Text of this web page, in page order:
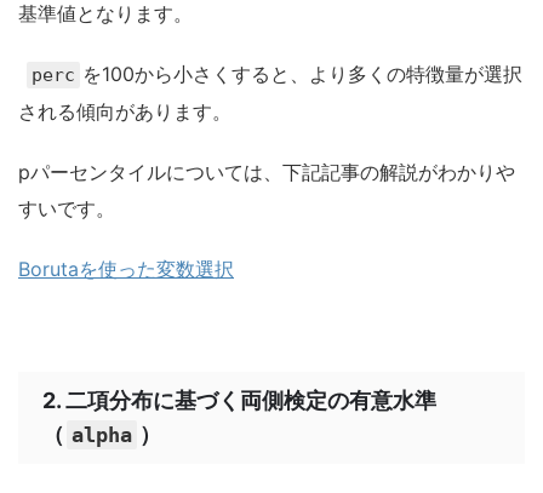
基準値となります。
perc を100から小さくすると、より多くの特徴量が選択
される傾向があります。
pパーセンタイルについては、下記記事の解説がわかりや
すいです。
Borutaを使った変数選択
2. 二項分布に基づく両側検定の有意水準
（ alpha ）